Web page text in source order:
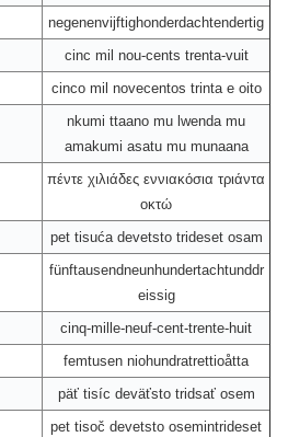
negenenvijftighonderdachtendertig
cinc mil nou-cents trenta-vuit
cinco mil novecentos trinta e oito
nkumi ttaano mu lwenda mu
amakumi asatu mu munaana
πέντε χιλιάδες εννιακόσια τριάντα
οκτώ
pet tisuća devetsto trideset osam
fünftausendneunhundertachtunddr
eissig
cinq-mille-neuf-cent-trente-huit
femtusen niohundratrettioåtta
päť tisíc deväťsto tridsať osem
pet tisoč devetsto osemintrideset